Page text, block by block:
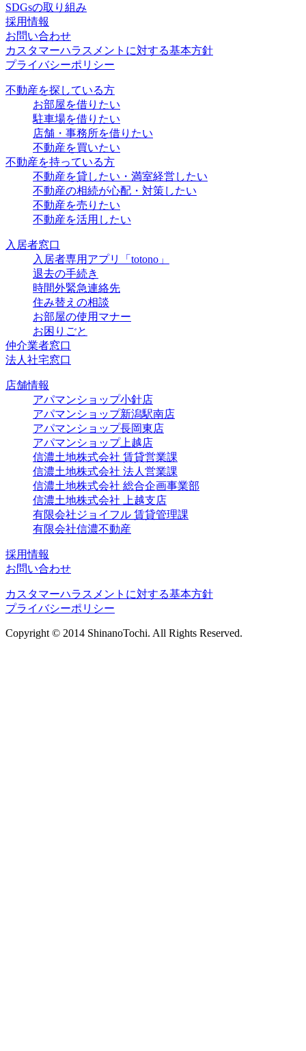
SDGsの取り組み
採用情報
お問い合わせ
カスタマーハラスメントに対する基本方針
プライバシーポリシー
不動産を探している方
お部屋を借りたい
駐車場を借りたい
店舗・事務所を借りたい
不動産を買いたい
不動産を持っている方
不動産を貸したい・満室経営したい
不動産の相続が心配・対策したい
不動産を売りたい
不動産を活用したい
入居者窓口
入居者専用アプリ「totono」
退去の手続き
時間外緊急連絡先
住み替えの相談
お部屋の使用マナー
お困りごと
仲介業者窓口
法人社宅窓口
店舗情報
アパマンショップ小針店
アパマンショップ新潟駅南店
アパマンショップ長岡東店
アパマンショップ上越店
信濃土地株式会社 賃貸営業課
信濃土地株式会社 法人営業課
信濃土地株式会社 総合企画事業部
信濃土地株式会社 上越支店
有限会社ジョイフル 賃貸管理課
有限会社信濃不動産
採用情報
お問い合わせ
カスタマーハラスメントに対する基本方針
プライバシーポリシー
Copyright © 2014 ShinanoTochi. All Rights Reserved.